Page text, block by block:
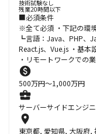
技術試験なし
残業20時間以下
■必須条件
※全て必須 ・下記の環
┗言語：Java、PHP、
React.js、Vue.js ・基
・リモートワークでの
500万円〜1,000万円
サーバーサイドエンジ
東京都, 愛知県, 大阪府,